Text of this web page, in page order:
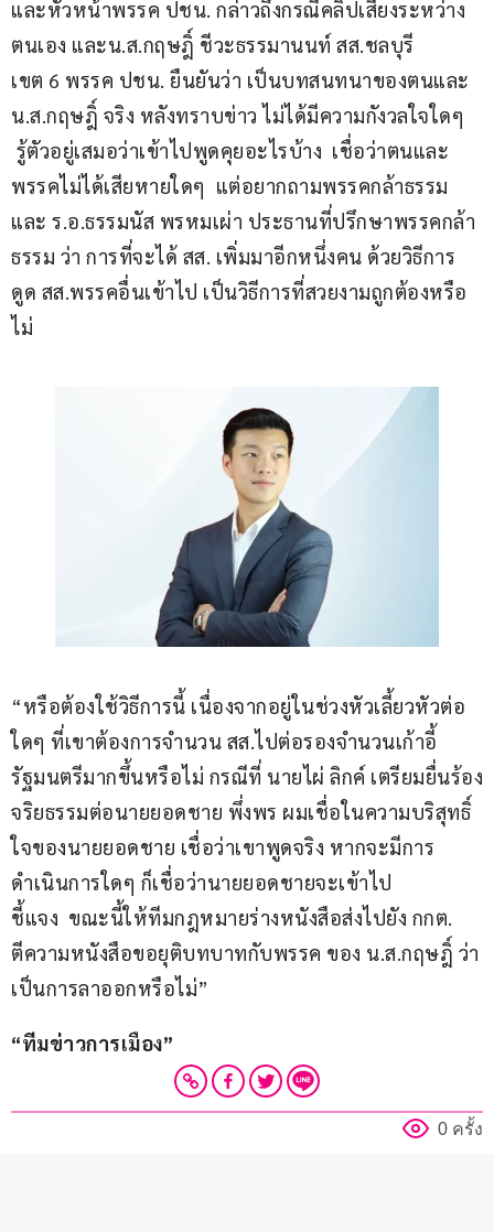
และหัวหน้าพรรค ปชน. กล่าวถึงกรณีคลิปเสียงระหว่าง
ตนเอง และน.ส.กฤษฎิ์ ชีวะธรรมานนท์ สส.ชลบุรี
เขต 6 พรรค ปชน. ยืนยันว่า เป็นบทสนทนาของตนและ
น.ส.กฤษฎิ์ จริง หลังทราบข่าว ไม่ได้มีความกังวลใจใดๆ
รู้ตัวอยู่เสมอว่าเข้าไปพูดคุยอะไรบ้าง  เชื่อว่าตนและ
พรรคไม่ได้เสียหายใดๆ  แต่อยากถามพรรคกล้าธรรม
และ ร.อ.ธรรมนัส พรหมเผ่า ประธานที่ปรึกษาพรรคกล้า
ธรรม ว่า การที่จะได้ สส. เพิ่มมาอีกหนึ่งคน ด้วยวิธีการ
ดูด สส.พรรคอื่นเข้าไป เป็นวิธีการที่สวยงามถูกต้องหรือ
ไม่
“หรือต้องใช้วิธีการนี้ เนื่องจากอยู่ในช่วงหัวเลี้ยวหัวต่อ
ใดๆ ที่เขาต้องการจำนวน สส.ไปต่อรองจำนวนเก้าอี้
รัฐมนตรีมากขึ้นหรือไม่ กรณีที่ นายไผ่ ลิกค์ เตรียมยื่นร้อง
จริยธรรมต่อนายยอดชาย พึ่งพร ผมเชื่อในความบริสุทธิ์
ใจของนายยอดชาย เชื่อว่าเขาพูดจริง หากจะมีการ
ดำเนินการใดๆ ก็เชื่อว่านายยอดชายจะเข้าไป
ชี้แจง  ขณะนี้ให้ทีมกฎหมายร่างหนังสือส่งไปยัง กกต.
ตีความหนังสือขอยุติบทบาทกับพรรค ของ น.ส.กฤษฎิ์ ว่า
เป็นการลาออกหรือไม่”
“ทีมข่าวการเมือง”
0 ครั้ง